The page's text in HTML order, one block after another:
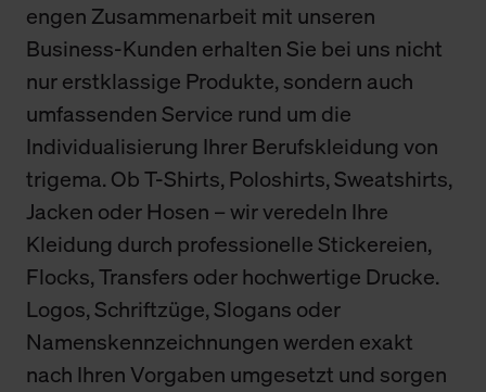
engen Zusammenarbeit mit unseren
Business-Kunden erhalten Sie bei uns nicht
nur erstklassige Produkte, sondern auch
umfassenden Service rund um die
Individualisierung Ihrer Berufskleidung von
trigema. Ob T-Shirts, Poloshirts, Sweatshirts,
Jacken oder Hosen – wir veredeln Ihre
Kleidung durch professionelle Stickereien,
Flocks, Transfers oder hochwertige Drucke.
Logos, Schriftzüge, Slogans oder
Namenskennzeichnungen werden exakt
nach Ihren Vorgaben umgesetzt und sorgen